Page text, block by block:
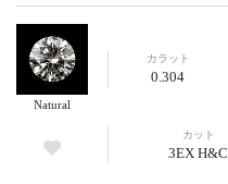
Natural
カラット
0.304
カット
3EX H&C